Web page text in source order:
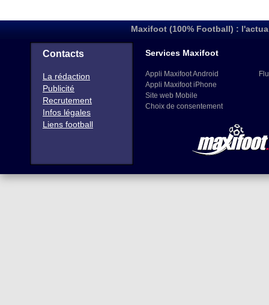
Maxifoot (100% Football) :
Contacts
La rédaction
Publicité
Recrutement
Infos légales
Liens football
Services Maxifoot
Appli Maxifoot Android
Appli Maxifoot iPhone
Site web Mobile
Choix de consentement